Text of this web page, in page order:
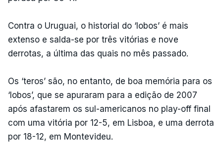
Contra o Uruguai, o historial do ‘lobos’ é mais
extenso e salda-se por três vitórias e nove
derrotas, a última das quais no mês passado.
Os ‘teros’ são, no entanto, de boa memória para os
‘lobos’, que se apuraram para a edição de 2007
após afastarem os sul-americanos no play-off final
com uma vitória por 12-5, em Lisboa, e uma derrota
por 18-12, em Montevideu.